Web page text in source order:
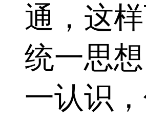
通，这
统一思
一认识